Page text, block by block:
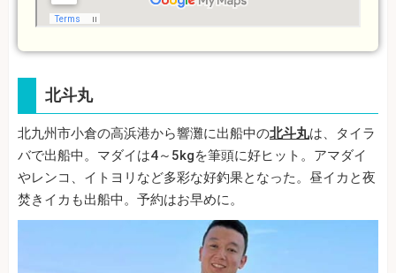
北斗丸
北九州市小倉の高浜港から響灘に出船中の北斗丸は、タイラ
バで出船中。マダイは4～5kgを筆頭に好ヒット。アマダイ
やレンコ、イトヨリなど多彩な好釣果となった。昼イカと夜
焚きイカも出船中。予約はお早めに。